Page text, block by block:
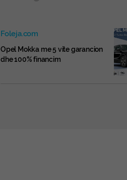
Foleja.com
Opel Mokka me 5 vite garancion
dhe 100% financim